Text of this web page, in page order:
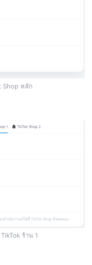
Shop หลัก
ร้าน 1